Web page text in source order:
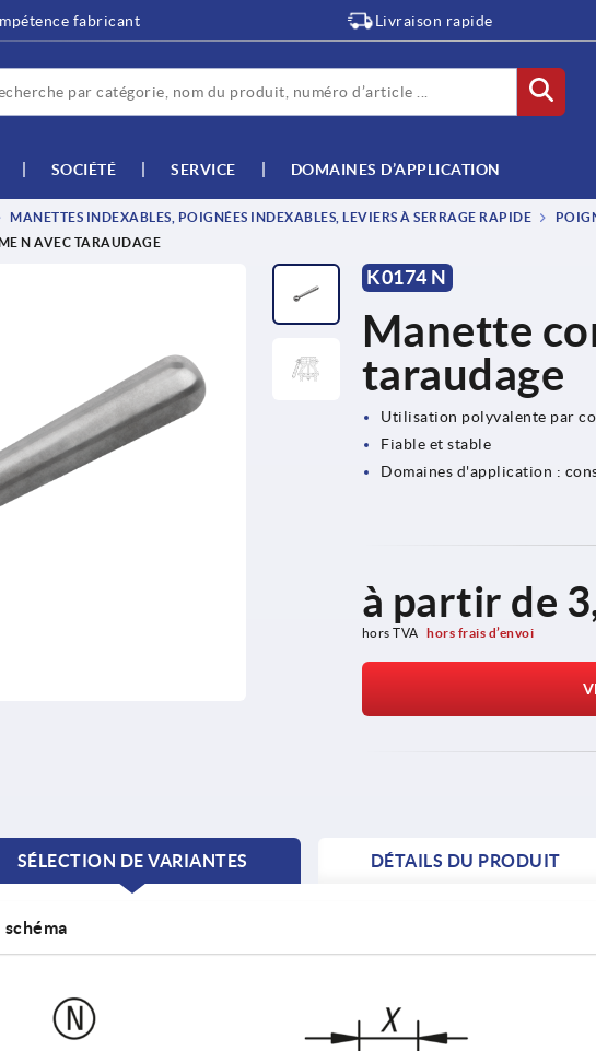
fabricant Livraison rapide
SOCIÉTÉ SERVICE DOMAINES D’APPLICATION
MANETTES INDEXABLES, POIGNÉES INDEXABLES, LEVIERS À SERRAGE RAPIDE
N AVEC TARAUDAGE
K0174 N
Manette
taraudage
Utilisation polyvalente par
Fiable et stable
Domaines d'application :
à partir de
hors TVA hors frais d’envoi
SÉLECTION DE VARIANTES
CURRENT
CURRENT
DÉTAILS DU PRODUIT